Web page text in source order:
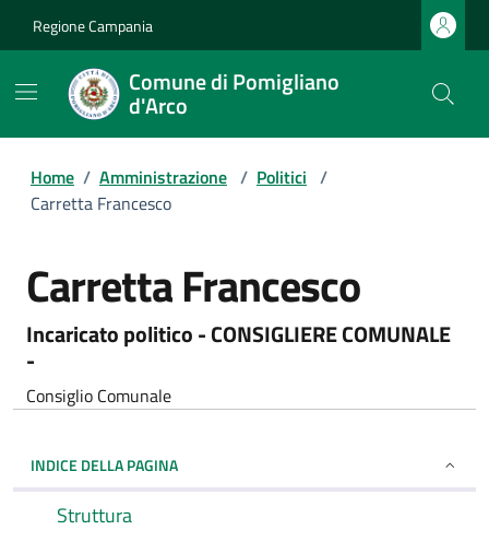
Regione Campania
Comune di Pomigliano
d'Arco
Home / Amministrazione / Politici /
Carretta Francesco
Carretta Francesco
Incaricato politico - CONSIGLIERE COMUNALE
-
Consiglio Comunale
INDICE DELLA PAGINA
Struttura